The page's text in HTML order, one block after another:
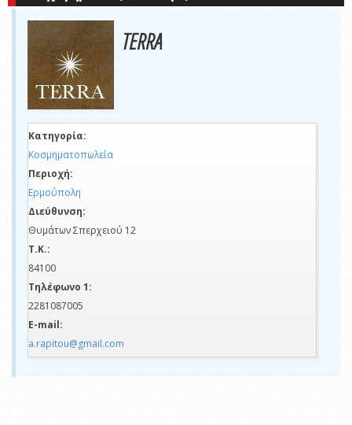
TERRA
Κατηγορία:
Κοσμηματοπωλεία
Περιοχή:
Ερμούπολη
Διεύθυνση:
Θυμάτων Σπερχειού 12
Τ.Κ.:
84100
Τηλέφωνο 1:
2281087005
E-mail:
a.rapitou@gmail.com